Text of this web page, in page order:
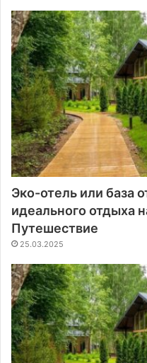
Эко-отель или база
идеального отдыха
Путешествие
25.03.2025